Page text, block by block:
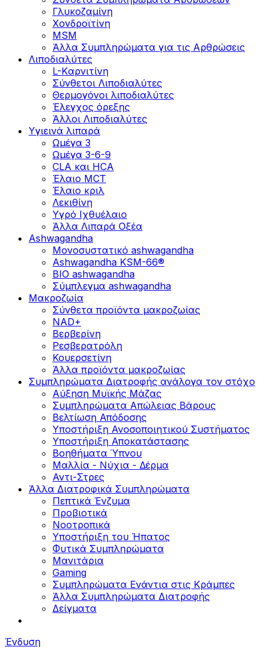
Γλυκοζαμίνη
Χονδροϊτίνη
MSM
Άλλα Συμπληρώματα για τις Αρθρώσεις
Λιποδιαλύτες
L-Kαρνιτίνη
Σύνθετοι Λιποδιαλύτες
Θερμογόνοι λιποδιαλύτες
Έλεγχος όρεξης
Άλλοι Λιποδιαλύτες
Υγιεινά λιπαρά
Ωμέγα 3
Ωμέγα 3-6-9
CLA και HCA
Έλαιο MCT
Έλαιο κριλ
Λεκιθίνη
Υγρό Ιχθυέλαιο
Άλλα Λιπαρά Οξέα
Ashwagandha
Μονοσυστατικό ashwagandha
Ashwagandha KSM-66®
BIO ashwagandha
Σύμπλεγμα ashwagandha
Μακροζωία
Σύνθετα προϊόντα μακροζωίας
NAD+
Βερβερίνη
Ρεσβερατρόλη
Κουερσετίνη
Άλλα προϊόντα μακροζωίας
Συμπληρώματα Διατροφής ανάλογα τον στόχο
Αύξηση Μυϊκής Μάζας
Συμπληρώματα Aπώλειας Βάρους
Βελτίωση Απόδοσης
Υποστήριξη Ανοσοποιητικού Συστήματος
Yποστήριξη Αποκατάστασης
Βοηθήματα Ύπνου
Μαλλία - Νύχια - Δέρμα
Αντι-Στρες
Άλλα Διατροφικά Συμπληρώματα
Πεπτικά Ένζυμα
Προβιοτικά
Νοοτροπικά
Υποστήριξη του Ήπατος
Φυτικά Συμπληρώματα
Μανιτάρια
Gaming
Συμπληρώματα Ενάντια στις Κράμπες
Άλλα Συμπληρώματα Διατροφής
Δείγματα
Ένδυση